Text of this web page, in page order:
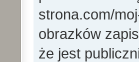
strona.com/
obrazków
że jest